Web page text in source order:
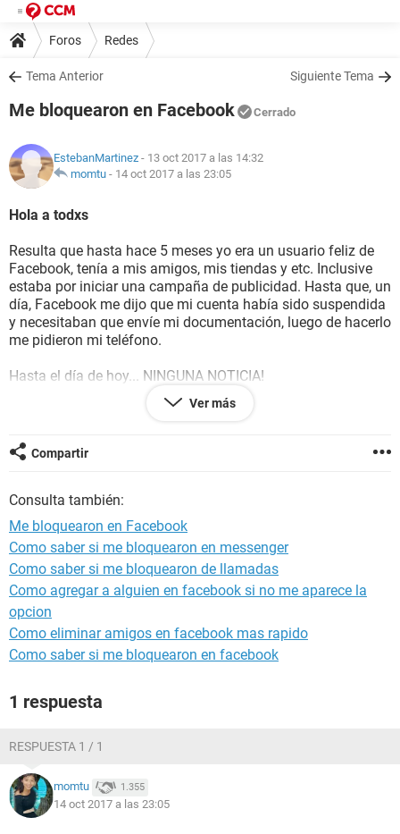
Foros Redes
Tema Anterior Siguiente Tema
Me bloquearon en Facebook Cerrado
EstebanMartinez - 13 oct 2017 a las 14:32
momtu - 14 oct 2017 a las 23:05
Hola a todxs
Resulta que hasta hace 5 meses yo era un usuario feliz de
Facebook, tenía a mis amigos, mis tiendas y etc. Inclusive
estaba por iniciar una campaña de publicidad. Hasta que, un
día, Facebook me dijo que mi cuenta había sido suspendida
y necesitaban que envíe mi documentación, luego de hacerlo
me pidieron mi teléfono.
Hasta el día de hoy... NINGUNA NOTICIA!
Intenté comunicarme con Facebook pero es imposible, no
consulta.
Ok... Intenté crear otra cuenta y LA MISMA HISTORIA. Otra,
otra y otra hasta que ¡me cansaron!
¿Les mando una carta documento, inicio acciones legales
por discriminación?
¿Que me aconsejan hacer?
Lamentablemente yo NECESITO las redes sociales para
mas clientes.
Ver más
Compartir
Consulta también:
Me bloquearon en Facebook
Como saber si me bloquearon en messenger
Como saber si me bloquearon de llamadas
Como agregar a alguien en facebook si no me aparece la
opcion
Como eliminar amigos en facebook mas rapido
Como saber si me bloquearon en facebook
1 respuesta
RESPUESTA 1 / 1
momtu 1.355
14 oct 2017 a las 23:05